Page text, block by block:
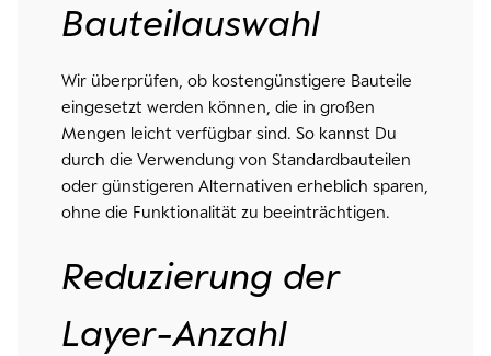
Bauteilauswahl
Wir überprüfen, ob kostengünstigere Bauteile
eingesetzt werden können, die in großen
Mengen leicht verfügbar sind. So kannst Du
durch die Verwendung von Standardbauteilen
oder günstigeren Alternativen erheblich sparen,
ohne die Funktionalität zu beeinträchtigen.
Reduzierung der
Layer-Anzahl